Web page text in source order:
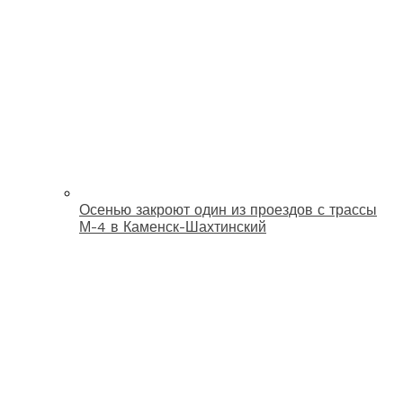
Осенью закроют один из проездов с трассы
М-4 в Каменск-Шахтинский